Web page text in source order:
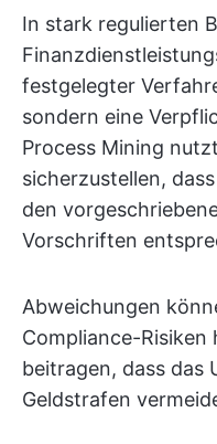
In stark regulierten
festgelegter
sondern eine
Process Mining
sicherzustellen,
den
Vorschriften
Abweichungen
Compliance-Risiken
beitragen, dass das
Geldstrafen